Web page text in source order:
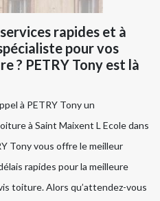
rapides et à
pour vos
? PETRY Tony est là
à PETRY Tony un
à Saint Maixent L Ecole dans
Tony vous offre le meilleur
rapides pour la meilleure
toiture. Alors qu’attendez-vous